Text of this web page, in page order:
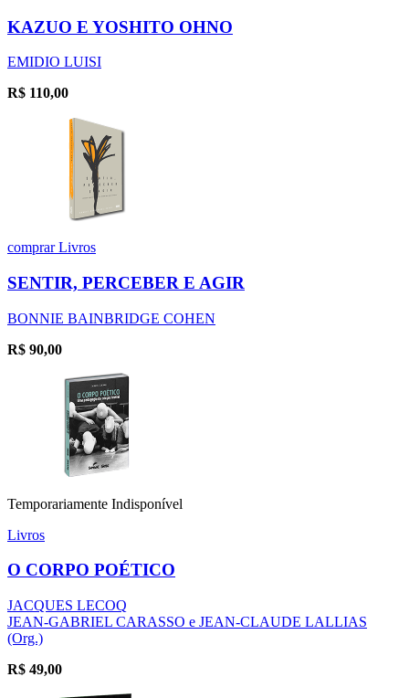
KAZUO E YOSHITO OHNO
EMIDIO LUISI
R$ 110,00
comprarLivros
SENTIR, PERCEBER E AGIR
BONNIE BAINBRIDGE COHEN
R$ 90,00
Temporariamente Indisponível
Livros
O CORPO POÉTICO
JACQUES LECOQ
JEAN-GABRIEL CARASSO e JEAN-CLAUDE LALLIAS
(Org.)
R$ 49,00